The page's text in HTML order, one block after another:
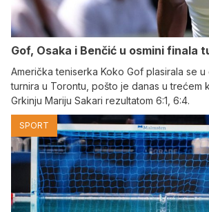
Gof, Osaka i Benčić u osmini finala
Američka teniserka Koko Gof plasirala se u
turnira u Torontu, pošto je danas u trećem
Grkinju Mariju Sakari rezultatom 6:1, 6:4.
SPORT